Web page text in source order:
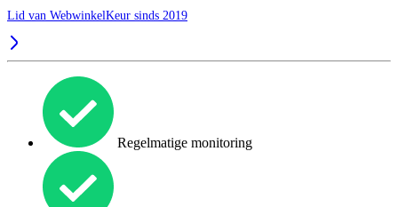
Lid van WebwinkelKeur sinds 2019
Regelmatige monitoring